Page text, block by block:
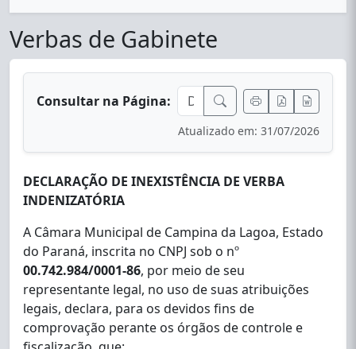
Verbas de Gabinete
Consultar na Página:
Atualizado em: 31/07/2026
DECLARAÇÃO DE INEXISTÊNCIA DE VERBA
INDENIZATÓRIA
A Câmara Municipal de Campina da Lagoa, Estado
do Paraná, inscrita no CNPJ sob o nº
00.742.984/0001-86, por meio de seu
representante legal, no uso de suas atribuições
legais, declara, para os devidos fins de
comprovação perante os órgãos de controle e